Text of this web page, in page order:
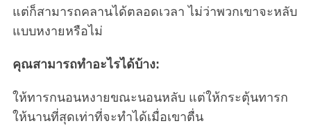
แต่ก็สามารถคลานได้ตลอดเวลา ไม่ว่าพวกเขาจะหลับ
แบบหงายหรือไม่
คุณสามารถทำอะไรได้บ้าง:
ให้ทารกนอนหงายขณะนอนหลับ แต่ให้กระตุ้นทารก
ให้นานที่สุดเท่าที่จะทำได้เมื่อเขาตื่น